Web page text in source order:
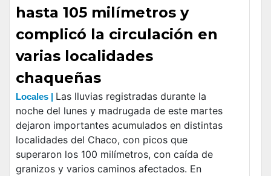
hasta 105 milímetros y
complicó la circulación en
varias localidades
chaqueñas
Locales | Las lluvias registradas durante la
noche del lunes y madrugada de este martes
dejaron importantes acumulados en distintas
localidades del Chaco, con picos que
superaron los 100 milímetros, con caída de
granizos y varios caminos afectados. En